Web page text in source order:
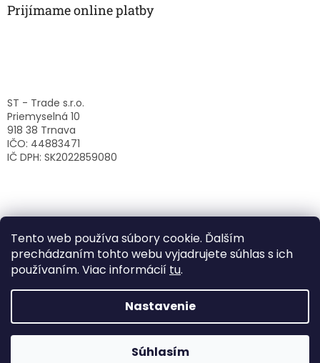
Tento web používa súbory cookie. Ďalším
prechádzaním tohto webu vyjadrujete súhlas s ich
používaním. Viac informácií tu.
Nastavenie
Súhlasím
Prijímame online platby
ST - Trade s.r.o.
Priemyselná 10
918 38 Trnava
IČO: 44883471
IČ DPH: SK2022859080
Vytvoril Shoptet
ST-Trade s.r.o.. Všetky práva vyhradené.